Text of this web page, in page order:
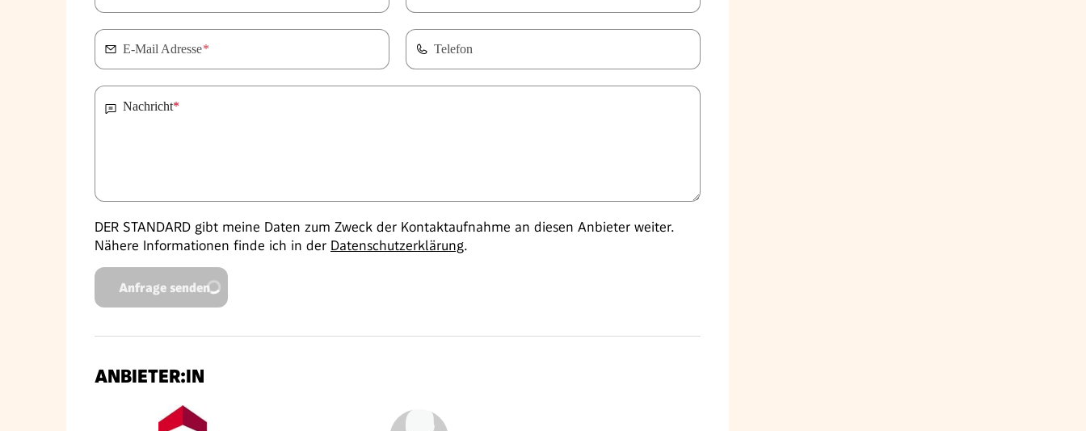
E-Mail Adresse* Telefon
Nachricht*
DER STANDARD gibt meine Daten zum Zweck der Kontaktaufnahme an diesen Anbieter weiter.
Nähere Informationen finde ich in der Datenschutzerklärung.
Anfrage senden
ANBIETER:IN